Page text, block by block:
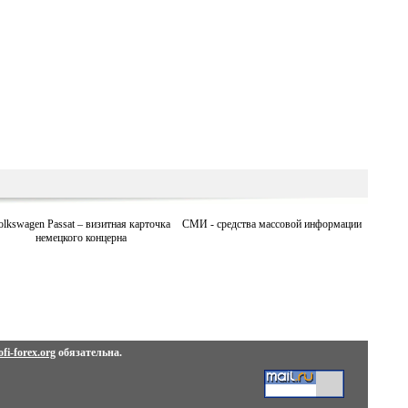
Passat – визитная карточка
немецкого концерна
СМИ - средства массовой информации
forex.orgобязательна.